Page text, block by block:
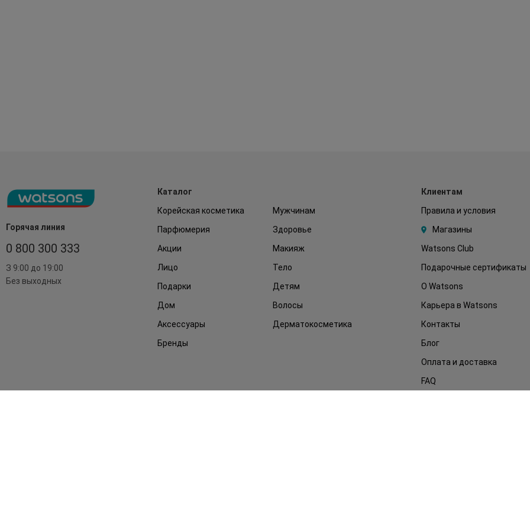
Горячая линия
0 800 300 333
З 9:00 до 19:00
Без выходных
Каталог
Корейская косметика
Мужчинам
Парфюмерия
Здоровье
Акции
Макияж
Лицо
Тело
Подарки
Детям
Дом
Волосы
Аксессуары
Дерматокосметика
Бренды
Клиентам
Правила и условия
Магазины
Watsons Club
Подарочные сертификаты
О Watsons
Карьера в Watsons
Контакты
Блог
Оплата и доставка
FAQ